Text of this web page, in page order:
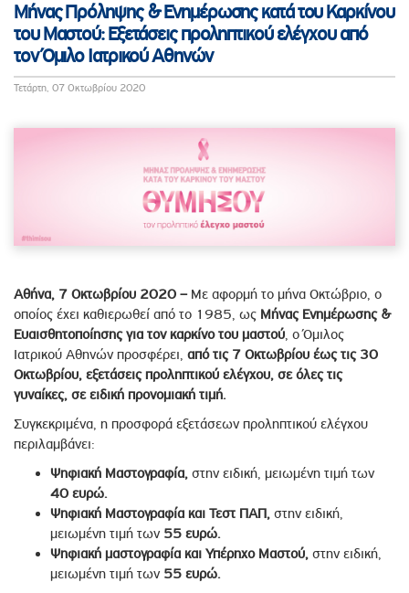
Μήνας Πρόληψης & Ενημέρωσης κατά του Καρκίνου
του Μαστού: Εξετάσεις προληπτικού ελέγχου από
τον Όμιλο Ιατρικού Αθηνών
Τετάρτη, 07 Οκτωβρίου 2020
Αθήνα, 7 Οκτωβρίου 2020 – Με αφορμή το μήνα Οκτώβριο, ο
οποίος έχει καθιερωθεί από το 1985, ως Μήνας Ενημέρωσης &
Ευαισθητοποίησης για τον καρκίνο του μαστού, ο Όμιλος
Ιατρικού Αθηνών προσφέρει, από τις 7 Οκτωβρίου έως τις 30
Οκτωβρίου, εξετάσεις προληπτικού ελέγχου, σε όλες τις
γυναίκες, σε ειδική προνομιακή τιμή.
Συγκεκριμένα, η προσφορά εξετάσεων προληπτικού ελέγχου
περιλαμβάνει:
Ψηφιακή Μαστογραφία, στην ειδική, μειωμένη τιμή των
40 ευρώ.
Ψηφιακή Μαστογραφία και Τεστ ΠΑΠ, στην ειδική,
μειωμένη τιμή των 55 ευρώ.
Ψηφιακή μαστογραφία και Υπέρηχο Μαστού, στην ειδική,
μειωμένη τιμή των 55 ευρώ.